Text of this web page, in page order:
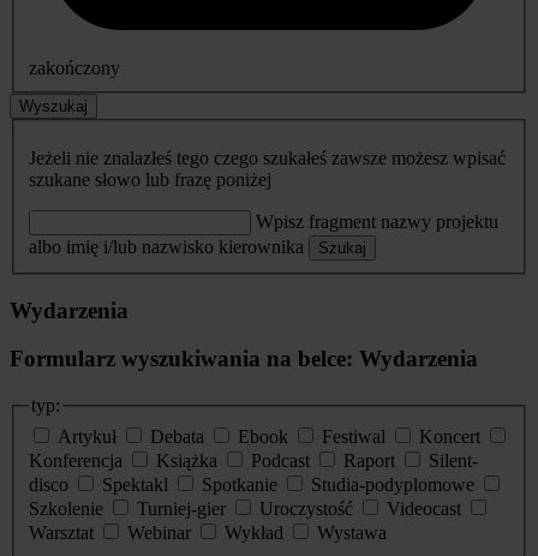
zakończony
Wyszukaj
Jeżeli nie znalazłeś tego czego szukałeś zawsze możesz wpisać
szukane słowo lub frazę poniżej
Wpisz fragment nazwy projektu
albo imię i/lub nazwisko kierownika
Szukaj
Wydarzenia
Formularz wyszukiwania na belce: Wydarzenia
typ:
Artykuł
Debata Ebook Festiwal
Koncert
Konferencja
Książka Podcast Raport
Silent-
disco
Spektakl Spotkanie
Studia-podyplomowe
Szkolenie
Turniej-gier Uroczystość
Videocast
Warsztat
Webinar Wykład
Wystawa